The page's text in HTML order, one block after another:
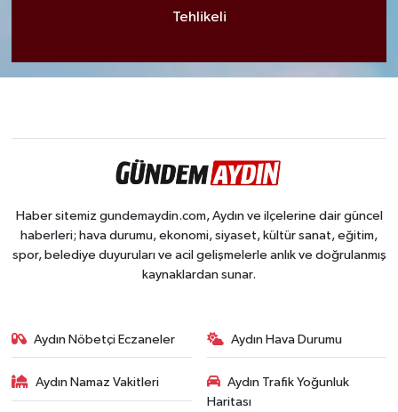
Tehlikeli
Haber sitemiz gundemaydin.com, Aydın ve ilçelerine dair güncel
haberleri; hava durumu, ekonomi, siyaset, kültür sanat, eğitim,
spor, belediye duyuruları ve acil gelişmelerle anlık ve doğrulanmış
kaynaklardan sunar.
Aydın Nöbetçi Eczaneler Aydın Hava Durumu
Aydın Namaz Vakitleri
Aydın Trafik Yoğunluk
Haritası